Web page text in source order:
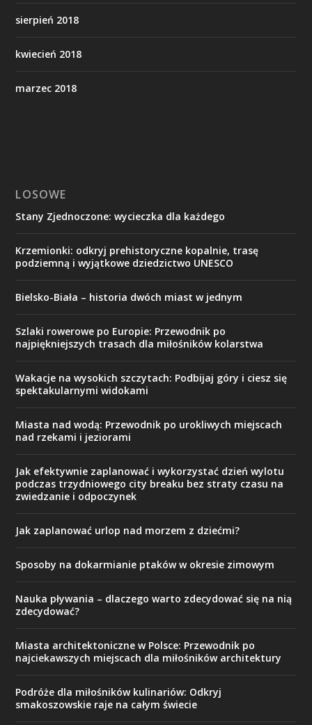
sierpień 2018
kwiecień 2018
marzec 2018
LOSOWE
Stany Zjednoczone: wycieczka dla każdego
Krzemionki: odkryj prehistoryczne kopalnie, trasę
podziemną i wyjątkowe dziedzictwo UNESCO
Bielsko-Biała – historia dwóch miast w jednym
Szlaki rowerowe po Europie: Przewodnik po
najpiękniejszych trasach dla miłośników kolarstwa
Wakacje na wysokich szczytach: Podbijaj góry i ciesz się
spektakularnymi widokami
Miasta nad wodą: Przewodnik po urokliwych miejscach
nad rzekami i jeziorami
Jak efektywnie zaplanować i wykorzystać dzień wylotu
podczas trzydniowego city breaku bez straty czasu na
zwiedzanie i odpoczynek
Jak zaplanować urlop nad morzem z dziećmi?
Sposoby na dokarmianie ptaków w okresie zimowym
Nauka pływania – dlaczego warto zdecydować się na nią
zdecydować?
Miasta architektoniczne w Polsce: Przewodnik po
najciekawszych miejscach dla miłośników architektury
Podróże dla miłośników kulinariów: Odkryj
smakoszowskie raje na całym świecie